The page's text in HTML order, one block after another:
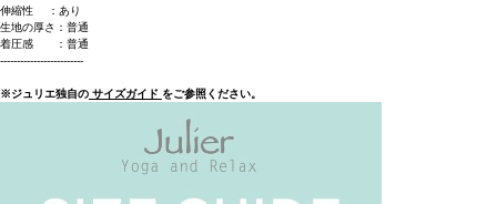
伸縮性 ：あり
生地の厚さ：普通
着圧感 ：普通
-------------------------
※ジュリエ独自のサイズガイド をご参照ください。